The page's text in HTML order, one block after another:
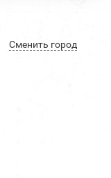
Cменить город